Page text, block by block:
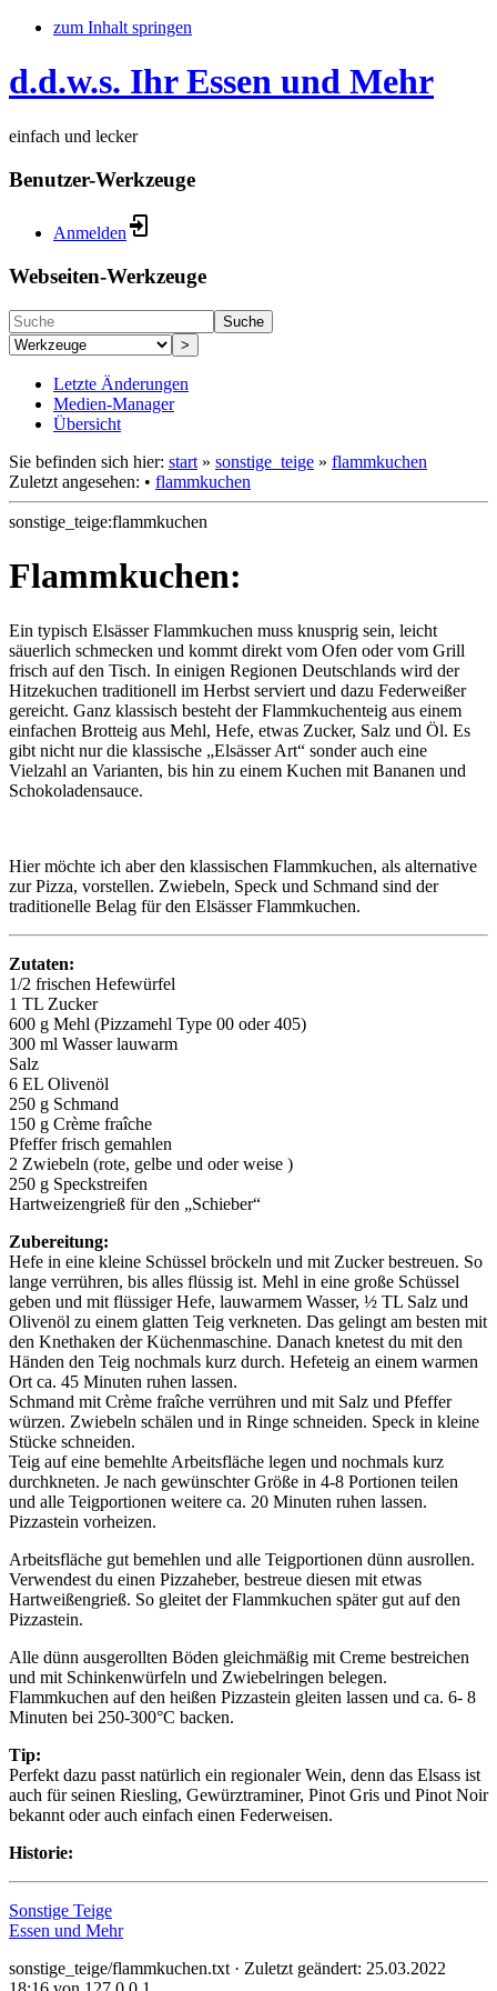
zum Inhalt springen
d.d.w.s. Ihr Essen und Mehr
einfach und lecker
Benutzer-Werkzeuge
Anmelden
Webseiten-Werkzeuge
Suche
>
Letzte Änderungen
Medien-Manager
Übersicht
Sie befinden sich hier: start » sonstige_teige » flammkuchen
Zuletzt angesehen: • flammkuchen
sonstige_teige:flammkuchen
Flammkuchen:
Ein typisch Elsässer Flammkuchen muss knusprig sein, leicht
säuerlich schmecken und kommt direkt vom Ofen oder vom Grill
frisch auf den Tisch. In einigen Regionen Deutschlands wird der
Hitzekuchen traditionell im Herbst serviert und dazu Federweißer
gereicht. Ganz klassisch besteht der Flammkuchenteig aus einem
einfachen Brotteig aus Mehl, Hefe, etwas Zucker, Salz und Öl. Es
gibt nicht nur die klassische „Elsässer Art“ sonder auch eine
Vielzahl an Varianten, bis hin zu einem Kuchen mit Bananen und
Schokoladensauce.
Hier möchte ich aber den klassischen Flammkuchen, als alternative
zur Pizza, vorstellen. Zwiebeln, Speck und Schmand sind der
traditionelle Belag für den Elsässer Flammkuchen.
Zutaten:
1/2 frischen Hefewürfel
1 TL Zucker
600 g Mehl (Pizzamehl Type 00 oder 405)
300 ml Wasser lauwarm
Salz
6 EL Olivenöl
250 g Schmand
150 g Crème fraîche
Pfeffer frisch gemahlen
2 Zwiebeln (rote, gelbe und oder weise )
250 g Speckstreifen
Hartweizengrieß für den „Schieber“
Zubereitung:
Hefe in eine kleine Schüssel bröckeln und mit Zucker bestreuen. So
lange verrühren, bis alles flüssig ist. Mehl in eine große Schüssel
geben und mit flüssiger Hefe, lauwarmem Wasser, ½ TL Salz und
Olivenöl zu einem glatten Teig verkneten. Das gelingt am besten mit
den Knethaken der Küchenmaschine. Danach knetest du mit den
Händen den Teig nochmals kurz durch. Hefeteig an einem warmen
Ort ca. 45 Minuten ruhen lassen.
Schmand mit Crème fraîche verrühren und mit Salz und Pfeffer
würzen. Zwiebeln schälen und in Ringe schneiden. Speck in kleine
Stücke schneiden.
Teig auf eine bemehlte Arbeitsfläche legen und nochmals kurz
durchkneten. Je nach gewünschter Größe in 4-8 Portionen teilen
und alle Teigportionen weitere ca. 20 Minuten ruhen lassen.
Pizzastein vorheizen.
Arbeitsfläche gut bemehlen und alle Teigportionen dünn ausrollen.
Verwendest du einen Pizzaheber, bestreue diesen mit etwas
Hartweißengrieß. So gleitet der Flammkuchen später gut auf den
Pizzastein.
Alle dünn ausgerollten Böden gleichmäßig mit Creme bestreichen
und mit Schinkenwürfeln und Zwiebelringen belegen.
Flammkuchen auf den heißen Pizzastein gleiten lassen und ca. 6- 8
Minuten bei 250-300°C backen.
Tip:
Perfekt dazu passt natürlich ein regionaler Wein, denn das Elsass ist
auch für seinen Riesling, Gewürztraminer, Pinot Gris und Pinot Noir
bekannt oder auch einfach einen Federweisen.
Historie:
Sonstige Teige
Essen und Mehr
sonstige_teige/flammkuchen.txt · Zuletzt geändert: 25.03.2022